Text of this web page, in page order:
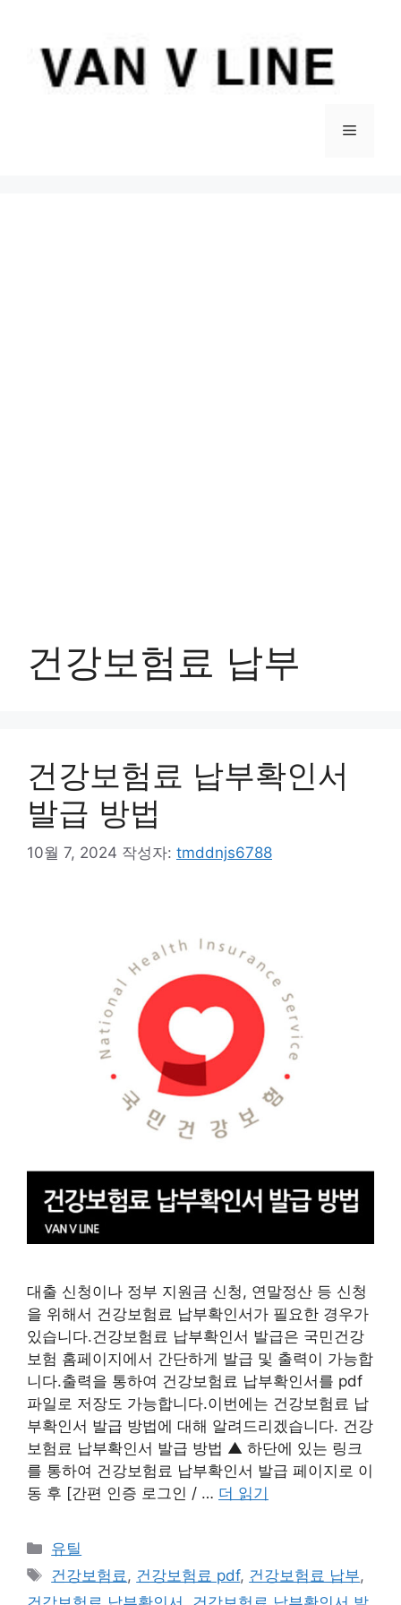
메
건강보험료 납부
건강보험료 납부확인서
발급 방법
10월 7, 2024 작성자: tmddnjs6788
대출 신청이나 정부 지원금 신청, 연말정산 등 신청
을 위해서 건강보험료 납부확인서가 필요한 경우가
있습니다.건강보험료 납부확인서 발급은 국민건강
보험 홈페이지에서 간단하게 발급 및 출력이 가능합
니다.출력을 통하여 건강보험료 납부확인서를 pdf
파일로 저장도 가능합니다.이번에는 건강보험료 납
부확인서 발급 방법에 대해 알려드리겠습니다. 건강
보험료 납부확인서 발급 방법 ▲ 하단에 있는 링크
를 통하여 건강보험료 납부확인서 발급 페이지로 이
동 후 [간편 인증 로그인 / … 더 읽기
카
테
유틸
태
그
건강보험료 , 건강보험료 pdf, 건강보험료 납부,